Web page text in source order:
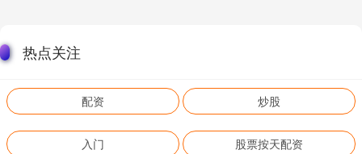
热点关注
配资 炒股
入门 股票按天配资